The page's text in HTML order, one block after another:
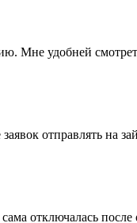
Мне удобней
отправлять на
отключалась после